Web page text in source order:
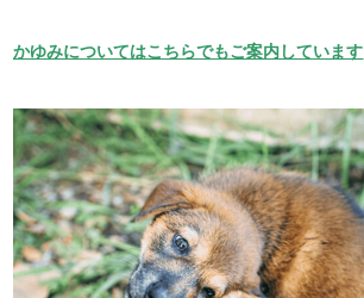
かゆみについてはこちらでもご案内しています